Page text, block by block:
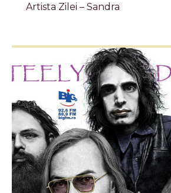
Artista Zilei – Sandra